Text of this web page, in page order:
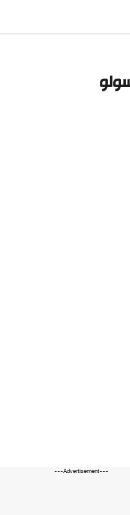
---Advertisement---